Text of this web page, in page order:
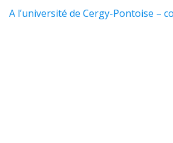
A l’université de Cergy-Pontoise –